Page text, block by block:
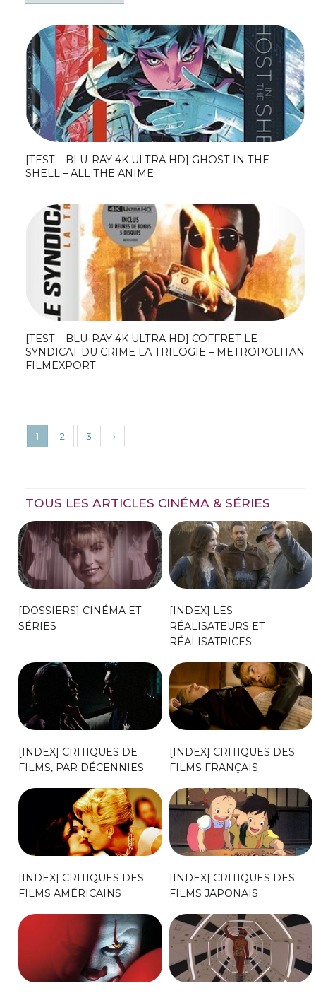
[TEST – BLU-RAY 4K ULTRA HD] GHOST IN THE
SHELL – ALL THE ANIME
[TEST – BLU-RAY 4K ULTRA HD] COFFRET LE
SYNDICAT DU CRIME LA TRILOGIE – METROPOLITAN
FILMEXPORT
1 2 3 ›
TOUS LES ARTICLES CINÉMA & SÉRIES
[DOSSIERS] CINÉMA ET
SÉRIES
[INDEX] LES
RÉALISATEURS ET
RÉALISATRICES
[INDEX] CRITIQUES DE
FILMS, PAR DÉCENNIES
[INDEX] CRITIQUES DES
FILMS FRANÇAIS
[INDEX] CRITIQUES DES
FILMS AMÉRICAINS
[INDEX] CRITIQUES DES
FILMS JAPONAIS